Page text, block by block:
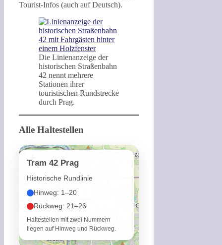
Tourist-Infos (auch auf Deutsch).
Die Linienanzeige der
historischen Straßenbahn
42 nennt mehrere
Stationen ihrer
touristischen Rundstrecke
durch Prag.
Alle Haltestellen
+
−
Tram 42 Prag
Historische Rundlinie
Hinweg: 1–20
Rückweg: 21–26
Haltestellen mit zwei Nummern
liegen auf Hinweg und Rückweg.